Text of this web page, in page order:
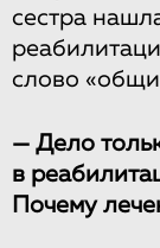
сестра
слово
— Дело
в
Почему